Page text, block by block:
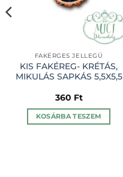
FAKÉRGES JELLEGŰ
KIS FAKÉREG- KRÉTÁS,
MIKULÁS SAPKÁS 5,5X5,5
360 Ft
KOSÁRBA TESZEM